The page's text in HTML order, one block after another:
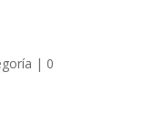
| 0